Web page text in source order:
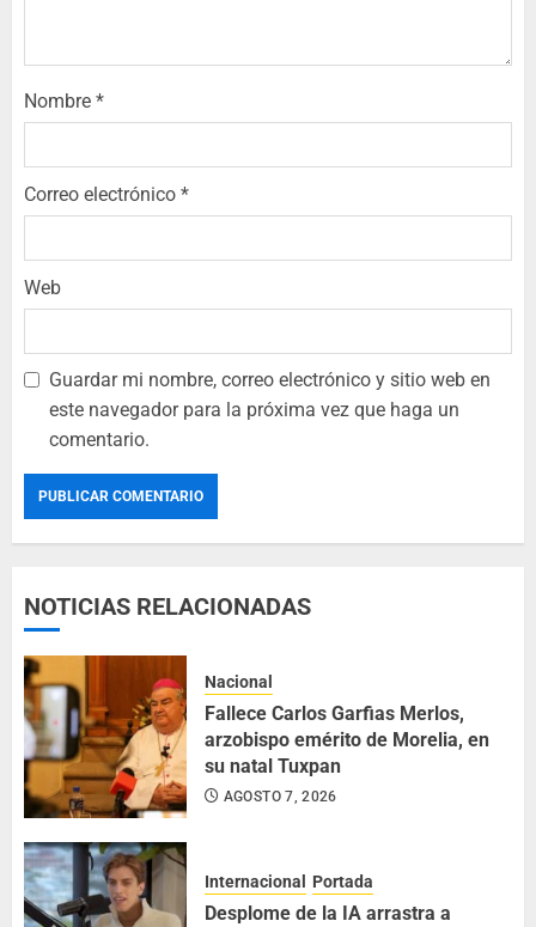
Nombre *
Correo electrónico *
Web
Guardar mi nombre, correo electrónico y sitio web en
este navegador para la próxima vez que haga un
comentario.
NOTICIAS RELACIONADAS
Nacional
Fallece Carlos Garfias Merlos,
arzobispo emérito de Morelia, en
su natal Tuxpan
AGOSTO 7, 2026
Internacional Portada
Desplome de la IA arrastra a